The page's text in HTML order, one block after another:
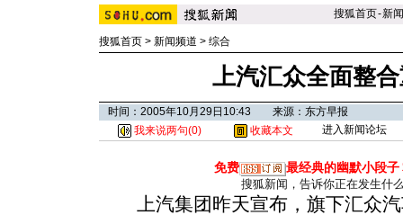
搜狐首页-新闻
搜狐首页 > 新闻频道 > 综合
上汽汇众全面整
时间：2005年10月29日10:43 来源：东方早报
我来说两句(0) 收藏本文 进入新闻论坛
免费 最经典的幽默小段子
搜狐新闻，告诉你正在发生什
上汽集团昨天宣布，旗下汇众汽